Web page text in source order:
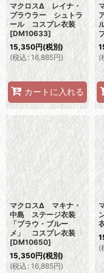
マクロスΔ レイナ・
プラウラー シュトラ
ール コスプレ衣装
[DM10633]
15,350円(税別)
(税込: 16,885円)
カートに入れる
(
マクロスΔ マキナ・
中島 ステージ衣装
「ブラウ・ブルー
メ」 コスプレ衣装
[DM10650]
15,350円(税別)
(税込: 16,885円)
(